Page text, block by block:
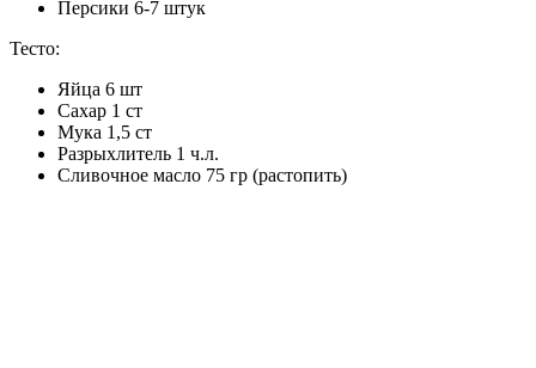
Персики 6-7 штук
Тесто:
Яйца 6 шт
Сахар 1 ст
Мука 1,5 ст
Разрыхлитель 1 ч.л.
Сливочное масло 75 гр (растопить)